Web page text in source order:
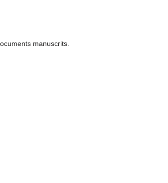
manuscrits.